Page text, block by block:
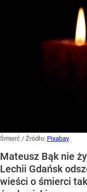
Śmierć / Źródło: Pixabay
Mateusz Bąk nie
Lechii Gdańsk
wieści o śmierci